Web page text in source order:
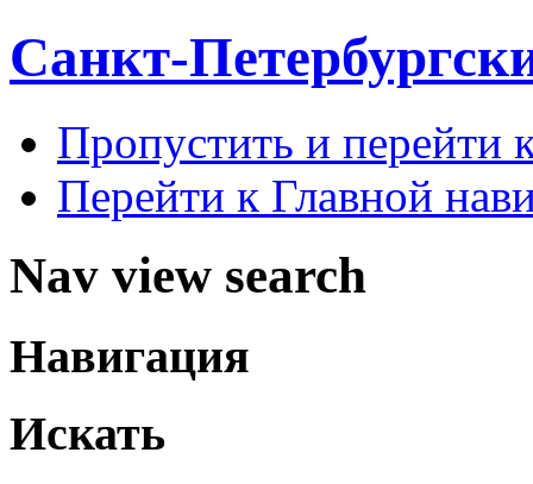
Санкт-
Пропустить и перейти
Перейти к Главной
Nav view search
Навигация
Искать